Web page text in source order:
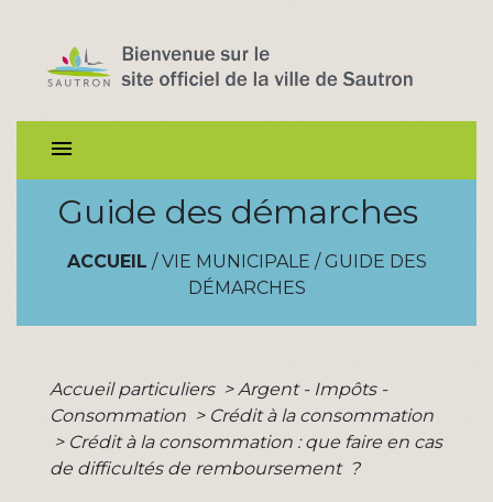
menu
Guide des démarches
ACCUEIL / VIE MUNICIPALE / GUIDE DES
DÉMARCHES
Accueil particuliers > Argent - Impôts -
Consommation > Crédit à la consommation
> Crédit à la consommation : que faire en cas
de difficultés de remboursement ?